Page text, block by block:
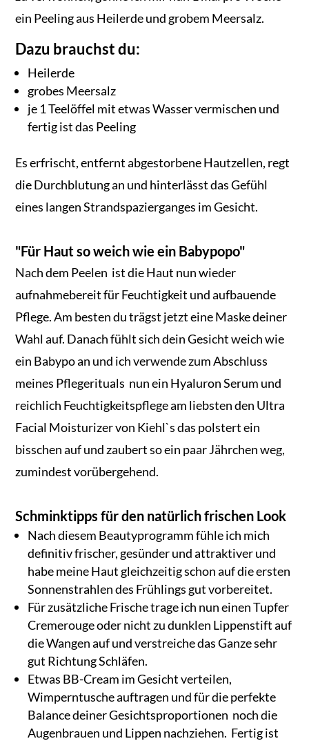
ein Peeling aus Heilerde und grobem Meersalz.
Dazu brauchst du:
Heilerde
grobes Meersalz
je 1 Teelöffel mit etwas Wasser vermischen und
fertig ist das Peeling
Es erfrischt, entfernt abgestorbene Hautzellen, regt
die Durchblutung an und hinterlässt das Gefühl
eines langen Strandspazierganges im Gesicht.
"Für Haut so weich wie ein Babypopo"
Nach dem Peelen ist die Haut nun wieder
aufnahmebereit für Feuchtigkeit und aufbauende
Pflege. Am besten du trägst jetzt eine Maske deiner
Wahl auf. Danach fühlt sich dein Gesicht weich wie
ein Babypo an und ich verwende zum Abschluss
meines Pflegerituals nun ein Hyaluron Serum und
reichlich Feuchtigkeitspflege am liebsten den Ultra
Facial Moisturizer von Kiehl`s das polstert ein
bisschen auf und zaubert so ein paar Jährchen weg,
zumindest vorübergehend.
Schminktipps für den natürlich frischen Look
Nach diesem Beautyprogramm fühle ich mich
definitiv frischer, gesünder und attraktiver und
habe meine Haut gleichzeitig schon auf die ersten
Sonnenstrahlen des Frühlings gut vorbereitet.
Für zusätzliche Frische trage ich nun einen Tupfer
Cremerouge oder nicht zu dunklen Lippenstift auf
die Wangen auf und verstreiche das Ganze sehr
gut Richtung Schläfen.
Etwas BB-Cream im Gesicht verteilen,
Wimperntusche auftragen und für die perfekte
Balance deiner Gesichtsproportionen noch die
Augenbrauen und Lippen nachziehen. Fertig ist